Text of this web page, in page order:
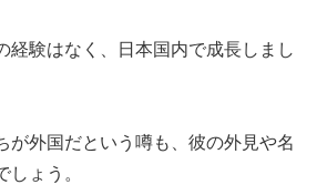
経験はなく、日本国内で成長しまし
が外国だという噂も、彼の外見や名
ょう。